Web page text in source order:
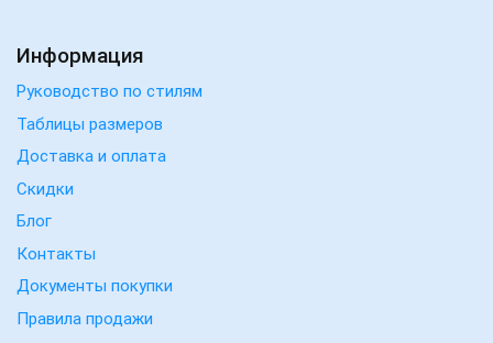
Информация
Руководство по стилям
Таблицы размеров
Доставка и оплата
Скидки
Блог
Контакты
Документы покупки
Правила продажи